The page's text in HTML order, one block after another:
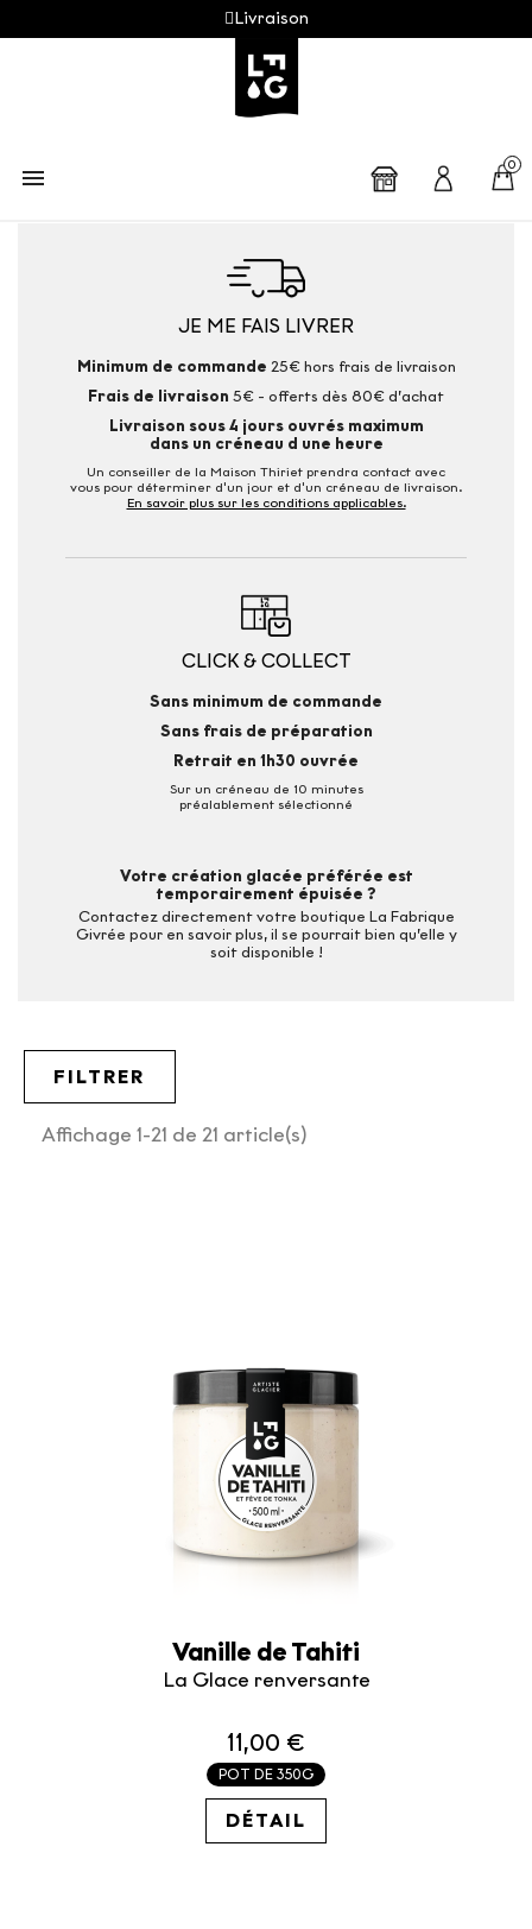
Livraison
 0
JE ME FAIS LIVRER
Minimum de commande 25€ hors frais de livraison
Frais de livraison 5€ - offerts dès 80€ d’achat
Livraison sous 4 jours ouvrés maximum
dans un créneau d une heure
Un conseiller de la Maison Thiriet prendra contact avec
vous pour déterminer d'un jour et d'un créneau de livraison.
En savoir plus sur les conditions applicables.
CLICK & COLLECT
Sans minimum de commande
Sans frais de préparation
Retrait en 1h30 ouvrée
Sur un créneau de 10 minutes
préalablement sélectionné
Votre création glacée préférée est
temporairement épuisée ?
Contactez directement votre boutique La Fabrique
Givrée pour en savoir plus, il se pourrait bien qu’elle y
soit disponible !
FILTRER
Affichage 1-21 de 21 article(s)
Vanille de Tahiti
La Glace renversante
11,00 €
POT DE 350G
31.43€ / KG
DÉTAIL